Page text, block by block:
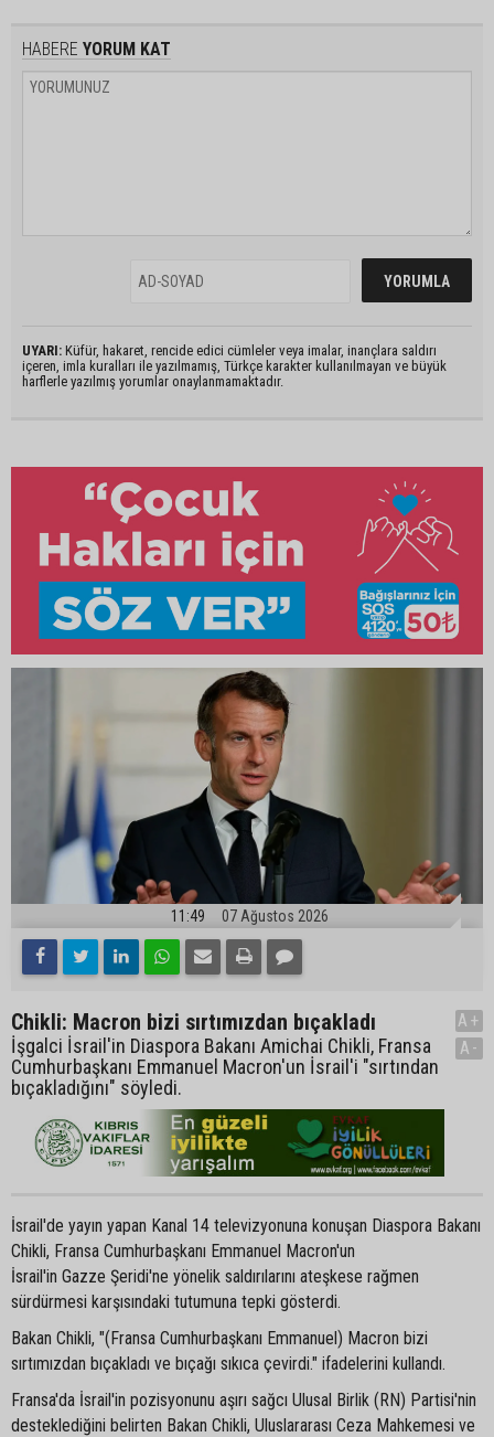
HABERE YORUM KAT
UYARI: Küfür, hakaret, rencide edici cümleler veya imalar, inançlara saldırı
içeren, imla kuralları ile yazılmamış, Türkçe karakter kullanılmayan ve büyük
harflerle yazılmış yorumlar onaylanmamaktadır.
11:49 07 Ağustos 2026
Chikli: Macron bizi sırtımızdan bıçakladı
İşgalci İsrail'in Diaspora Bakanı Amichai Chikli, Fransa
Cumhurbaşkanı Emmanuel Macron'un İsrail'i "sırtından
bıçakladığını" söyledi.
A+
A-
İsrail'de yayın yapan Kanal 14 televizyonuna konuşan Diaspora Bakanı
Chikli, Fransa Cumhurbaşkanı Emmanuel Macron'un
İsrail'in Gazze Şeridi'ne yönelik saldırılarını ateşkese rağmen
sürdürmesi karşısındaki tutumuna tepki gösterdi.
Bakan Chikli, "(Fransa Cumhurbaşkanı Emmanuel) Macron bizi
sırtımızdan bıçakladı ve bıçağı sıkıca çevirdi." ifadelerini kullandı.
Fransa'da İsrail'in pozisyonunu aşırı sağcı Ulusal Birlik (RN) Partisi'nin
desteklediğini belirten Bakan Chikli, Uluslararası Ceza Mahkemesi ve